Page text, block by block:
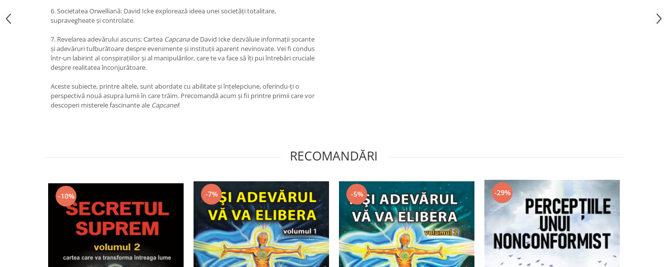
6. Societatea Orwelliană: David Icke explorează ideea unei societăți totalitare,
supravegheate și controlate.
7. Revelarea adevărului ascuns: Cartea Capcanade David Icke dezvăluie informații șocante
și adevăruri tulburătoare despre evenimente și instituții aparent nevinovate. Vei fi condus
într-un labirint al conspirațiilor și al manipulărilor, care te va face să îți pui întrebări cruciale
despre realitatea înconjurătoare.
Aceste subiecte, printre altele, sunt abordate cu abilitate și înțelepciune, oferindu-ți o
perspectivă nouă asupra lumii în care trăim. Precomandă acum și fii printre primii care vor
descoperi misterele fascinante ale Capcanei!
RECOMANDĂRI
-10% -7% -5% -29%